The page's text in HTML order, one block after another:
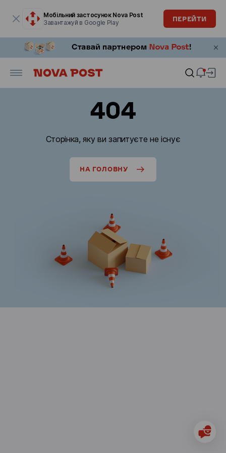
Мобільний застосунок Nova Post
Завантажуй в Google Play
ПЕРЕЙТИ
404
Сторінка, яку ви запитуєте не існує
НА ГОЛОВНУ